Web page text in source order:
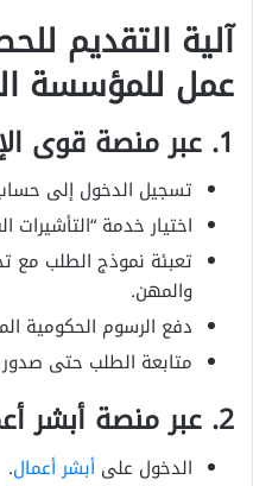
آلية التقديم
عمل للمؤسسة
1. عبر منصة قوى الإلكترونية:
تسجيل الدخول إلى
اختيار خدمة “التأشيرات
تعبئة نموذج الطلب مع
والمهن.
دفع الرسوم الحكومية
متابعة الطلب حتى صدور
2. عبر منصة أبشر أعمال:
الدخول على أبشر أعمال.